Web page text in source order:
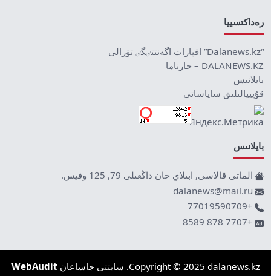
رەداكتسييا
“Dalanews.kz” اقپارات اگەنتتٸگٸ تۋرالى
DALANEWS.KZ – جارناما
بايلانىس
قۇپييالىلىق ساياساتى
بايلانىس
الماتى قالاسى, ابىلاي حان داڭعىلى 79, 125 وفيس.
dalanews@mail.ru
+77019590709
+7707 878 8589
Copyright © 2025 dalanews.kz. سايتتى جاساعان WebAudit